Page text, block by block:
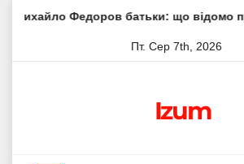
батьки: що відомо про родину
Пт. Сер 7th, 2026
Izum